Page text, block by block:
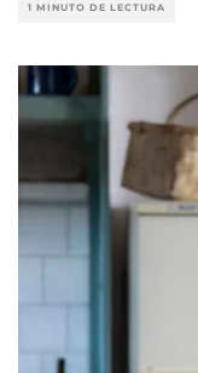
1 MINUTO DE LECTURA